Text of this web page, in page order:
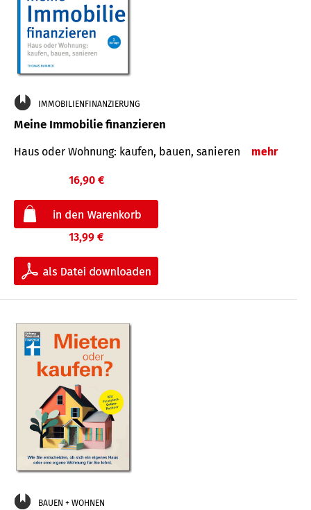
IMMOBILIENFINANZIERUNG
Meine Immobilie finanzieren
Haus oder Wohnung: kaufen, bauen, sanieren mehr
16,90 €
13,99 €
BAUEN + WOHNEN